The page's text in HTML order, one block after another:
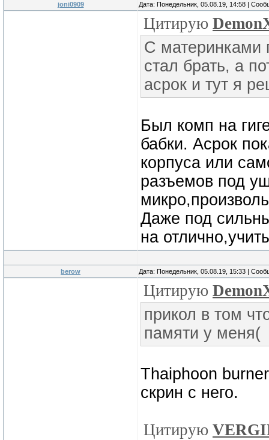
joni0909 Дата: Понедельник, 05.08.19, 14:58 |
Цитирую
С материнками
стал брать, а
асрок и тут я
Был комп на
бабки. Асрок
корпуса или
разъемов под
Даже под
на
berow Дата: Понедельник, 05.08.19, 15:33 |
Цитирую
прикол в том
памяти у меня(
Thaiphoon
скрин с него.
Цитирую